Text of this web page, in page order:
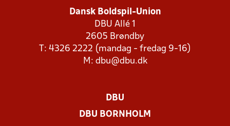
Dansk Boldspil-Union
DBU Allé 1
2605 Brøndby
T: 4326 2222 (mandag - fredag 9-16)
M: dbu@dbu.dk
DBU
DBU BORNHOLM